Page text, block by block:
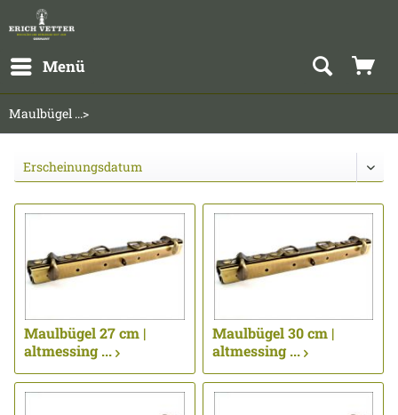
Menü
Maulbügel ...>
Maulbügel 27 cm |
altmessing ...
Maulbügel 30 cm |
altmessing ...